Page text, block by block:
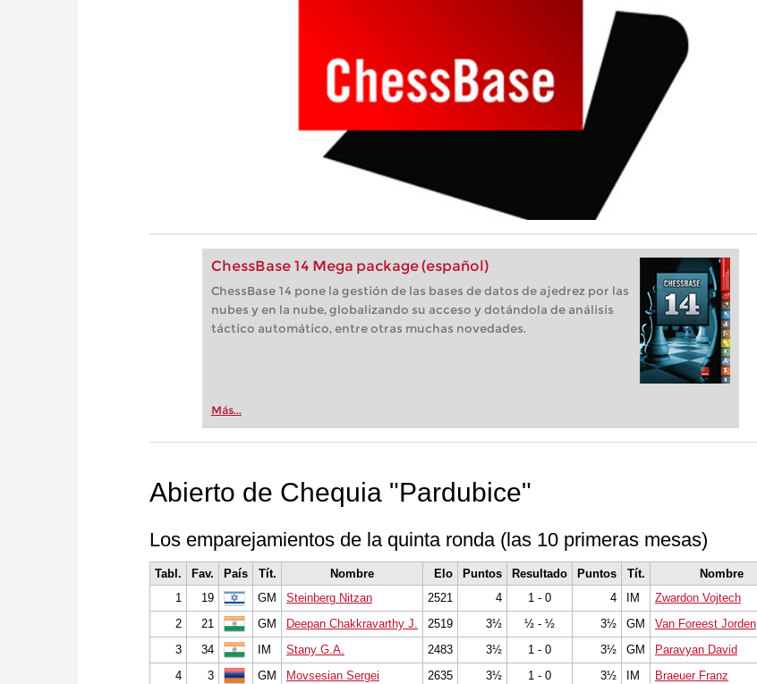
ChessBase 14 Mega package (español)
ChessBase 14 pone la gestión de las bases de datos de ajedrez por las
nubes y en la nube, globalizando su acceso y dotándola de análisis
táctico automático, entre otras muchas novedades.
Más...
Abierto de Chequia "Pardubice"
Los emparejamientos de la quinta ronda (las 10 primeras mesas)
Tabl. Fav. País Tít. Nombre Elo Puntos Resultado Puntos Tít. Nombre
1
19 GM Steinberg Nitzan 2521 4 1 - 0 4 IM Zwardon Vojtech
2
21 GM Deepan Chakkravarthy J. 2519 3½ ½ - ½ 3½ GM Van Foreest Jorden
3
34 IM Stany G.A. 2483 3½ 1 - 0 3½ GM Paravyan David
4
3 GM Movsesian Sergei 2635 3½ 1 - 0 3½ IM Braeuer Franz